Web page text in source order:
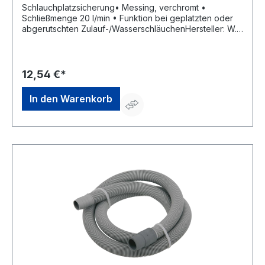
Schlauchplatzsicherung• Messing, verchromt •
Schließmenge 20 l/min • Funktion bei geplatzten oder
abgerutschten Zulauf-/WasserschläuchenHersteller: W.
12,54 €*
In den Warenkorb